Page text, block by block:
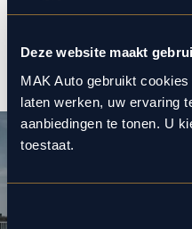
Deze website maakt
MAK Auto gebruikt
laten werken, uw ervaring
aanbiedingen te tonen. U
toestaat.